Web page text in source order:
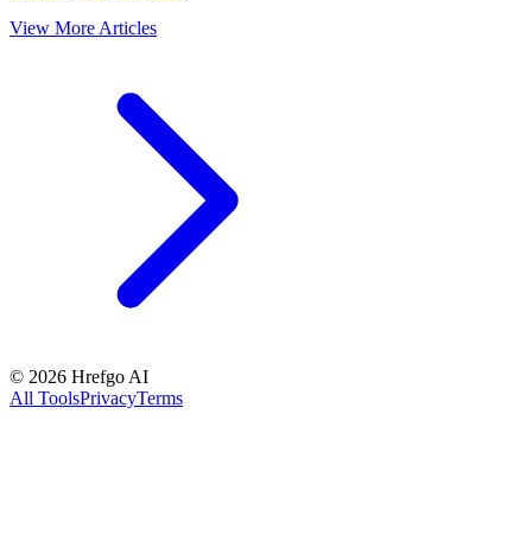
View More Articles
© 2026 Hrefgo AI
All ToolsPrivacyTerms